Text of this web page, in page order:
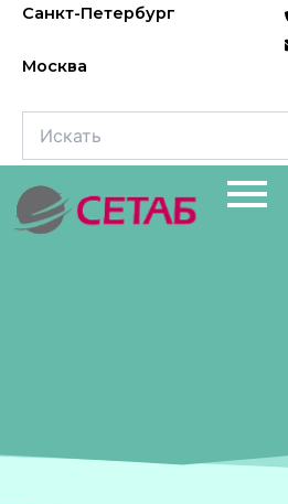
Перейти
содержимому
Санкт-Петербург
Москва